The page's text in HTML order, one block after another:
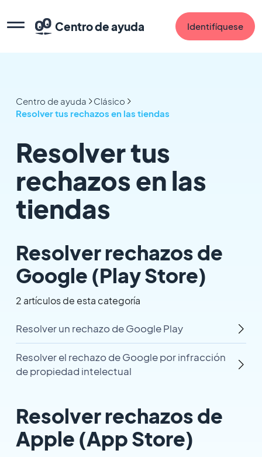
Centro de ayuda Identifíquese
Centro de ayuda
Clásico
Resolver tus rechazos en las tiendas
Resolver tus
rechazos en las
tiendas
Resolver rechazos de
Google (Play Store)
2 artículos de esta categoría
Resolver un rechazo de Google Play
Resolver el rechazo de Google por infracción
de propiedad intelectual
Resolver rechazos de
Apple (App Store)